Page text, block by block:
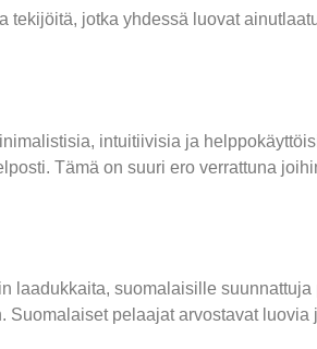
tekijöitä, jotka yhdessä luovat
intuitiivisia ja
Tämä on suuri ero verrattuna
laadukkaita, suomalaisille
pelaajat arvostavat luovia